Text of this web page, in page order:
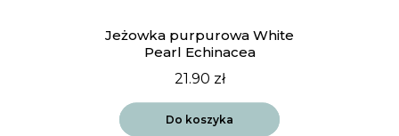
Jeżowka purpurowa White
Pearl Echinacea
21.90 zł
Do koszyka